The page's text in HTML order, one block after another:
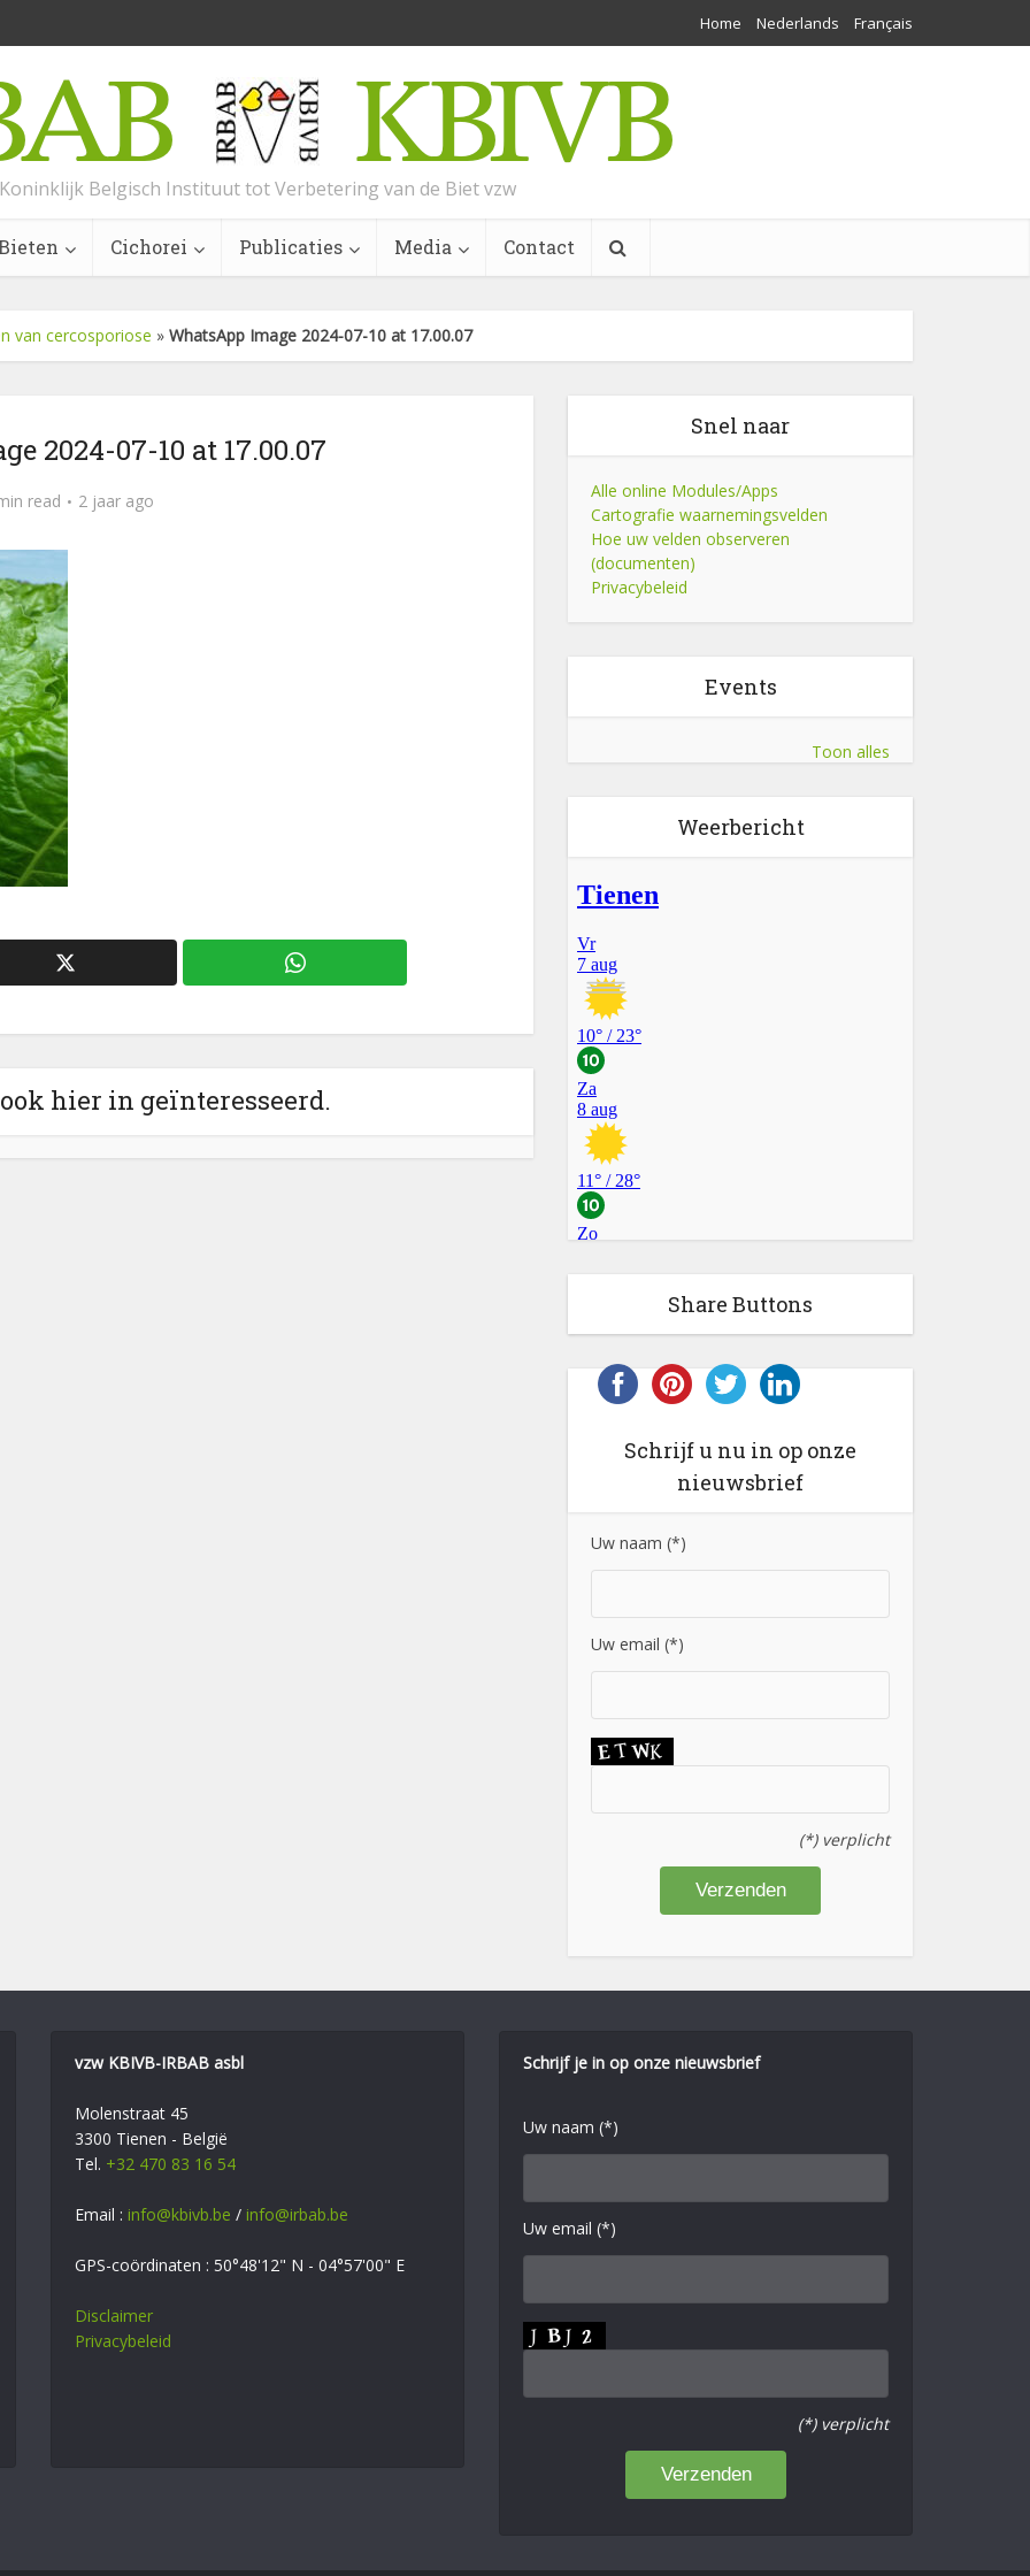
Home Nederlands Français
Koninklijk Belgisch Instituut tot Verbetering van de Biet vzw
Cichorei Publicaties Media Contact
van cercosporiose » WhatsApp Image 2024-07-10 at 17.00.07
2024-07-10 at 17.00.07
read 2 jaar ago
hier in geïnteresseerd.
Snel naar
Alle online Modules/Apps
Cartografie waarnemingsvelden
Hoe uw velden observeren
(documenten)
Privacybeleid
Events
Toon alles
Weerbericht
Share Buttons
Schrijf u nu in op onze
nieuwsbrief
Uw naam (*)
Uw email (*)
(*) verplicht
vzw KBIVB-IRBAB asbl
Molenstraat 45
3300 Tienen - België
Tel. +32 470 83 16 54
Email : info@kbivb.be / info@irbab.be
GPS-coördinaten : 50°48'12" N - 04°57'00" E
Disclaimer
Privacybeleid
Schrijf je in op onze nieuwsbrief
Uw naam (*)
Uw email (*)
(*) verplicht